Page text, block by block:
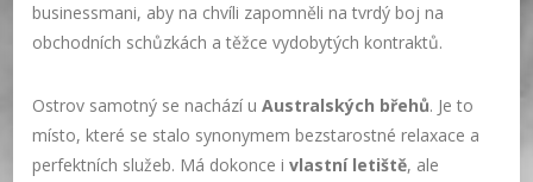
businessmani, aby na chvíli zapomněli na tvrdý boj na
obchodních schůzkách a těžce vydobytých kontraktů.
Ostrov samotný se nachází uAustralských břehů. Je to
místo, které se stalo synonymem bezstarostné relaxace a
perfektních služeb. Má dokonce ivlastní letiště, ale